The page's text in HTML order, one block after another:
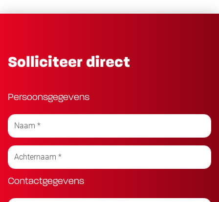
Solliciteer direct
Persoonsgegevens
Contactgegevens